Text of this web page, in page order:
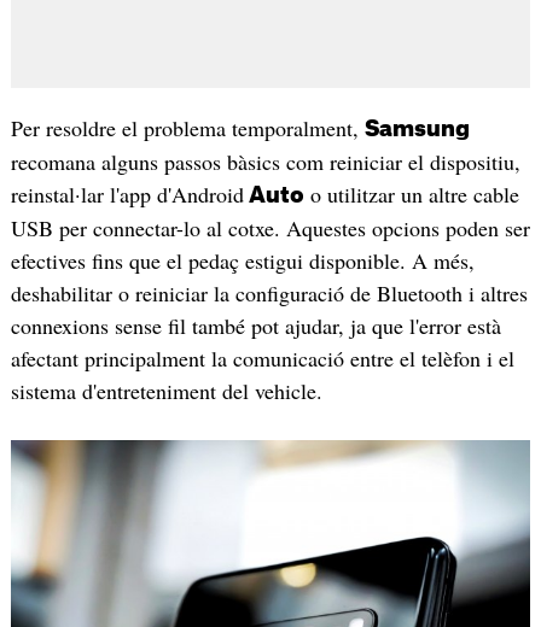
Per resoldre el problema temporalment, Samsung
recomana alguns passos bàsics com reiniciar el dispositiu,
reinstal·lar l'app d'AndroidAuto o utilitzar un altre cable
USB per connectar-lo al cotxe. Aquestes opcions poden ser
efectives fins que el pedaç estigui disponible. A més,
deshabilitar o reiniciar la configuració de Bluetooth i altres
connexions sense fil també pot ajudar, ja que l'error està
afectant principalment la comunicació entre el telèfon i el
sistema d'entreteniment del vehicle.